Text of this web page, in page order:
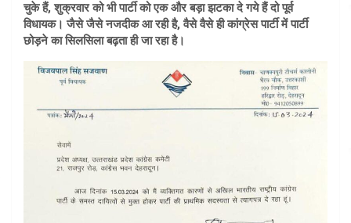
चुके हैं, शुक्रवार को भी पार्टी को एक और बड़ा झटका दे गये हैं दो पूर्व
विधायक। जैसे जैसे नजदीक आ रही है, वैसे वैसे ही कांग्रेस पार्टी में पार्टी
छोड़ने का सिलसिला बढ़ता ही जा रहा है।